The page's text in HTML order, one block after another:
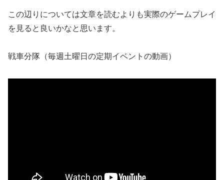
この辺りについては文章を読むよりも実際のゲームプレイ
を見ると良いかなと思います。
戦車分隊（毎週土曜日の定期イベントの動画）